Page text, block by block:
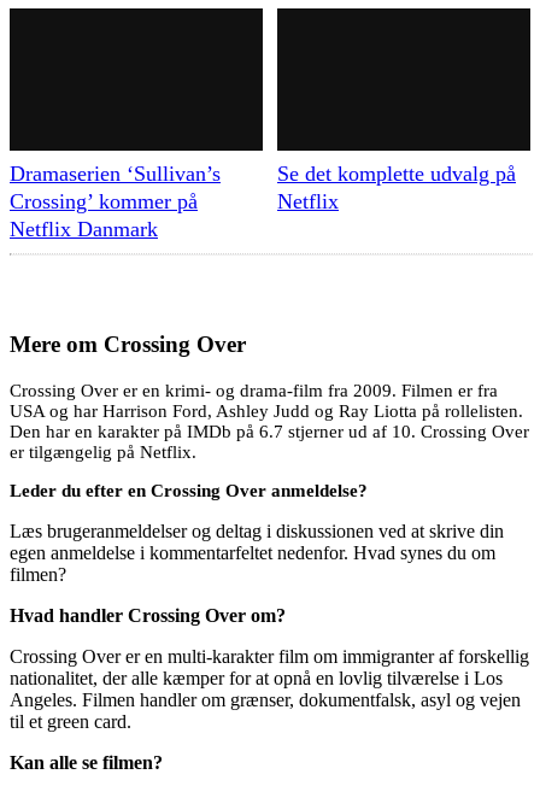
Dramaserien ‘Sullivan’s
Crossing’ kommer på
Netflix Danmark
Se det komplette udvalg på
Netflix
Mere om Crossing Over
Crossing Over er en krimi- og drama-film fra 2009. Filmen er fra
USA og har Harrison Ford, Ashley Judd og Ray Liotta på rollelisten.
Den har en karakter på IMDb på 6.7 stjerner ud af 10. Crossing Over
er tilgængelig på Netflix.
Leder du efter en Crossing Over anmeldelse?
Læs brugeranmeldelser og deltag i diskussionen ved at skrive din
egen anmeldelse i kommentarfeltet nedenfor. Hvad synes du om
filmen?
Hvad handler Crossing Over om?
Crossing Over er en multi-karakter film om immigranter af forskellig
nationalitet, der alle kæmper for at opnå en lovlig tilværelse i Los
Angeles. Filmen handler om grænser, dokumentfalsk, asyl og vejen
til et green card.
Kan alle se filmen?